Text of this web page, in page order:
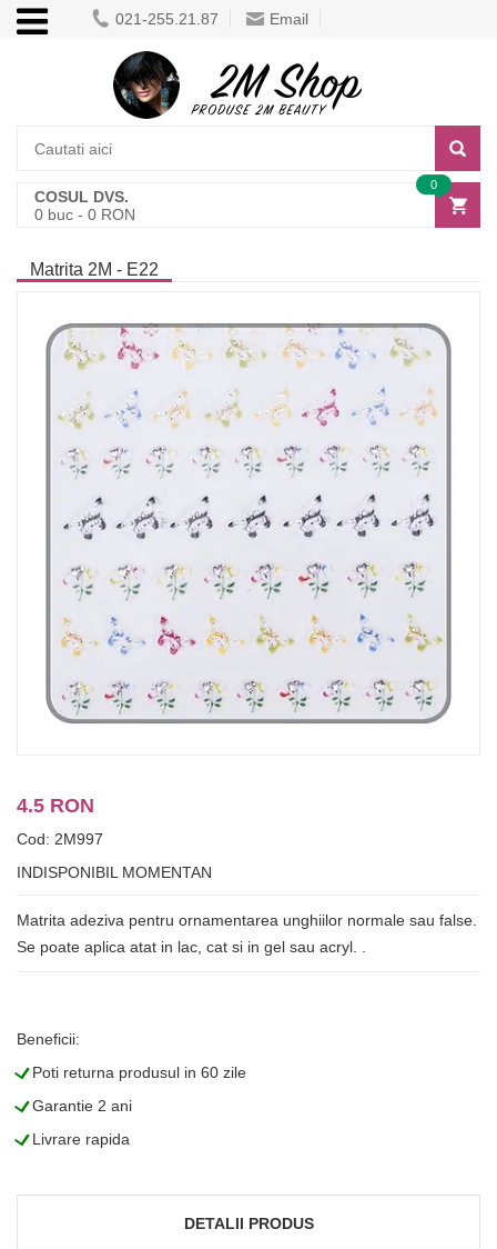
021-255.21.87 Email
COSUL DVS.
0 buc - 0 RON
0
Matrita 2M - E22
4.5 RON
Cod: 2M997
INDISPONIBIL MOMENTAN
Matrita adeziva pentru ornamentarea unghiilor normale sau false.
Se poate aplica atat in lac, cat si in gel sau acryl. .
Beneficii:
LPoti returna produsul in 60 zile
LGarantie 2 ani
LLivrare rapida
DETALII PRODUS